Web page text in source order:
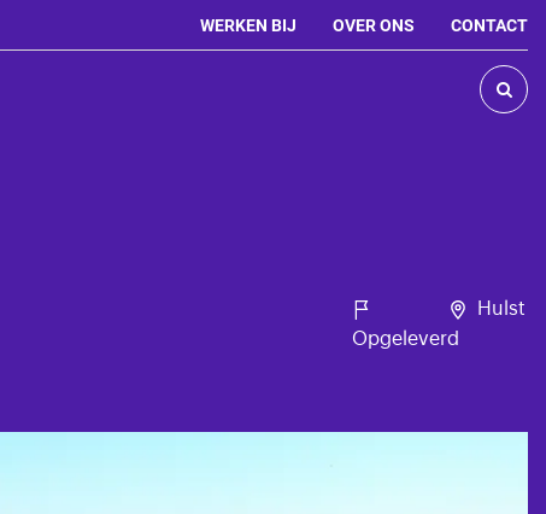
WERKEN BIJ OVER ONS CONTACT

Opgeleverd
Hulst